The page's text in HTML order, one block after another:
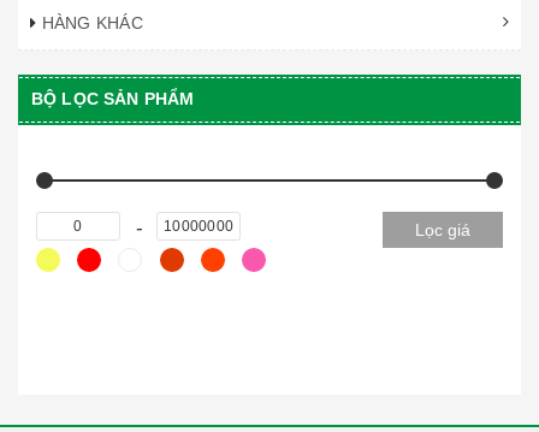
HÀNG KHÁC
BỘ LỌC SẢN PHẨM
Lọc giá